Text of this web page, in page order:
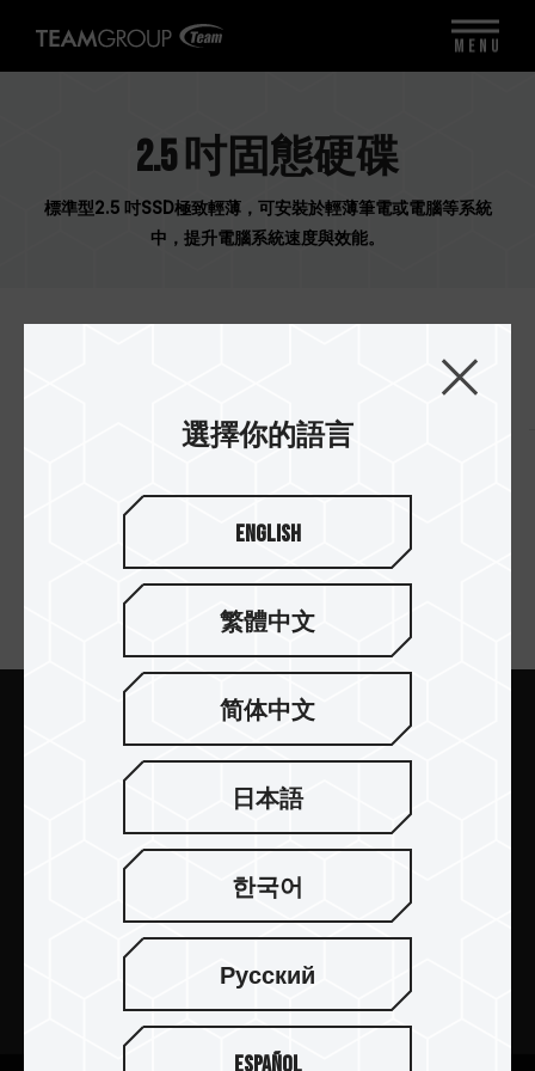
2.5 吋固態硬碟
標準型2.5 吋SSD極致輕薄，可安裝於輕薄筆電或電腦等系統
中，提升電腦系統速度與效能。
oops...
Product deosn't match your request, try adjust
your filter.
訂閱電子報
送出
關於十銓
選擇你的語言
English
繁體中文
简体中文
日本語
한국어
Русский
Español
MENU